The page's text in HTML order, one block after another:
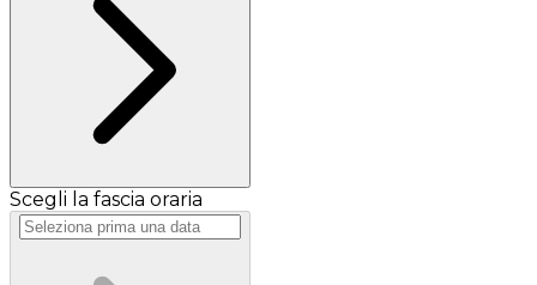
Scegli la fascia oraria